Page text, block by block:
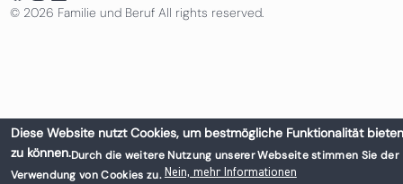
© 2026 Familie und Beruf All rights reserved.
Diese Website nutzt Cookies, um bestmögliche Funktionalität bieten
zu können.Durch die weitere Nutzung unserer Webseite stimmen Sie der
Verwendung von Cookies zu. Nein, mehr Informationen